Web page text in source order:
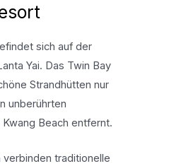
sich auf der
Yai. Das Twin Bay
Strandhütten nur
unberührten
Beach entfernt.
traditionelle